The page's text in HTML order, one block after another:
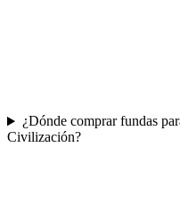
¿Dónde comprar fundas
Civilización?